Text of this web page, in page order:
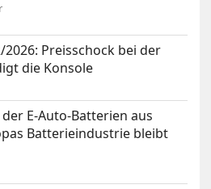
2026: Preisschock bei der
die Konsole
E-Auto-Batterien aus
Batterieindustrie bleibt